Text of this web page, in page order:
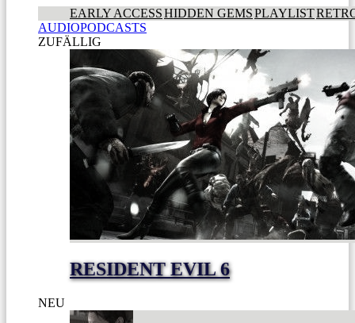
EARLY ACCESSHIDDEN GEMSPLAYLIST
AUDIOPODCASTS
ZUFÄLLIG
RESIDENT EVIL 6
NEU